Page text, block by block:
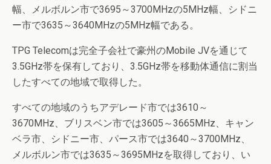
幅、メルボルン市で3695～3700MHzの5MHz幅、シドニ
ー市で3635～3640MHzの5MHz幅である。
TPG Telecomは完全子会社で豪州のMobile JVを通じて
3.5GHz帯を保有しており、3.5GHz帯を移動体通信に割当
したすべての地域で取得した。
すべての地域のうちアデレード市では3610～
3670MHz、ブリスベン市では3605～3665MHz、キャン
ベラ市、シドニー市、パース市では3640～3700MHz、
メルボルン市では3635～3695MHzを取得しており、い